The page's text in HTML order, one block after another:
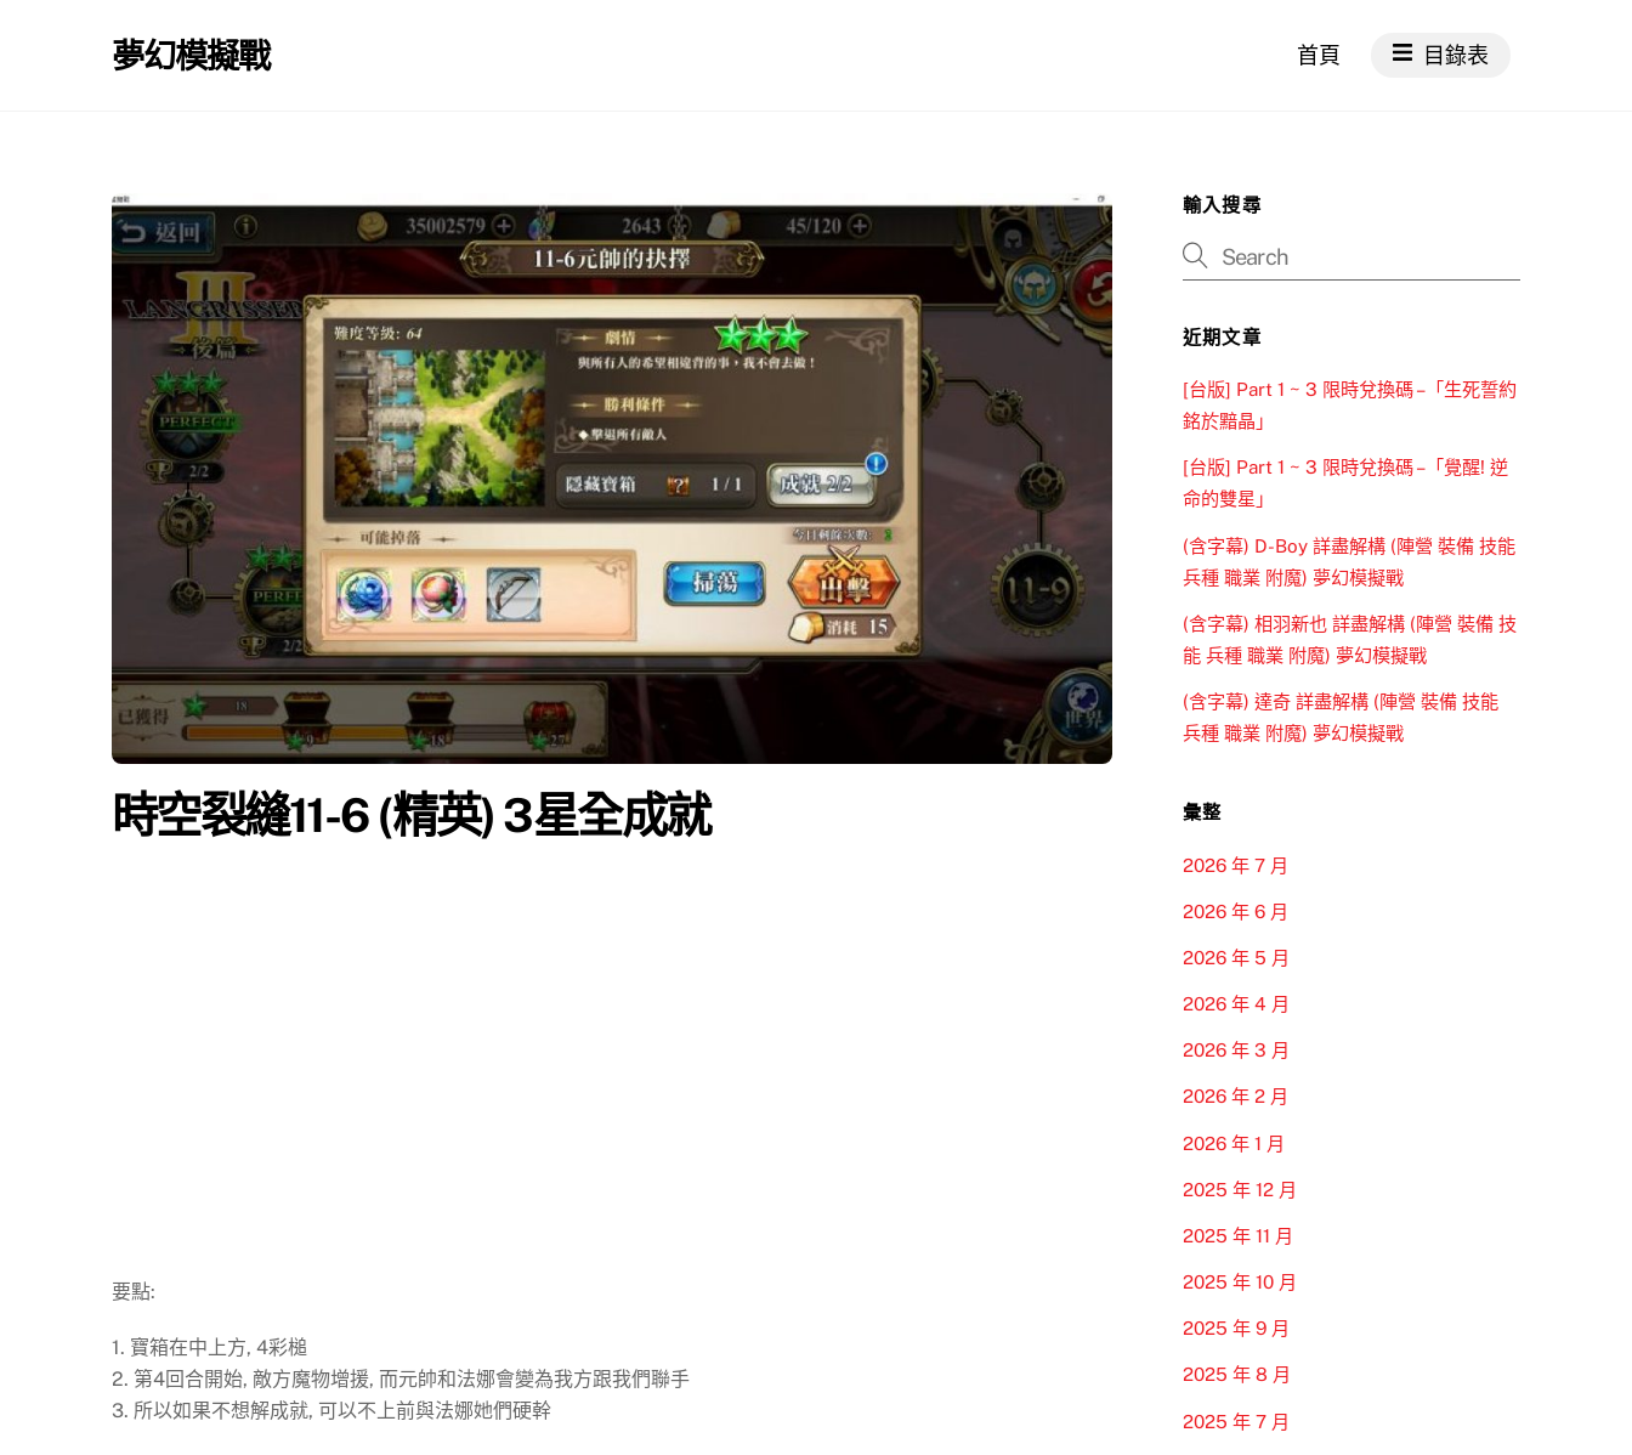
夢幻模擬戰 首頁 目錄表
時空裂縫11-6 (精英) 3星全成就
要點:
1. 寶箱在中上方, 4彩槌
2. 第4回合開始, 敵方魔物增援, 而元帥和法娜會變為我方跟我們聯手
3. 所以如果不想解成就, 可以不上前與法娜她們硬幹
輸入搜尋
近期文章
[台版] Part 1 ~ 3 限時兌換碼 –「生死誓約
銘於黯晶」
[台版] Part 1 ~ 3 限時兌換碼 –「覺醒! 逆
命的雙星」
(含字幕) D-Boy 詳盡解構 (陣營 裝備 技能
兵種 職業 附魔) 夢幻模擬戰
(含字幕) 相羽新也 詳盡解構 (陣營 裝備 技
能 兵種 職業 附魔) 夢幻模擬戰
(含字幕) 達奇 詳盡解構 (陣營 裝備 技能
兵種 職業 附魔) 夢幻模擬戰
彙整
2026 年 7 月
2026 年 6 月
2026 年 5 月
2026 年 4 月
2026 年 3 月
2026 年 2 月
2026 年 1 月
2025 年 12 月
2025 年 11 月
2025 年 10 月
2025 年 9 月
2025 年 8 月
2025 年 7 月